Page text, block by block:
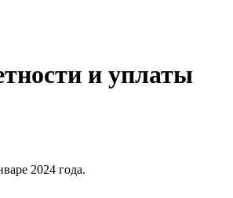
и уплаты
2024 года.